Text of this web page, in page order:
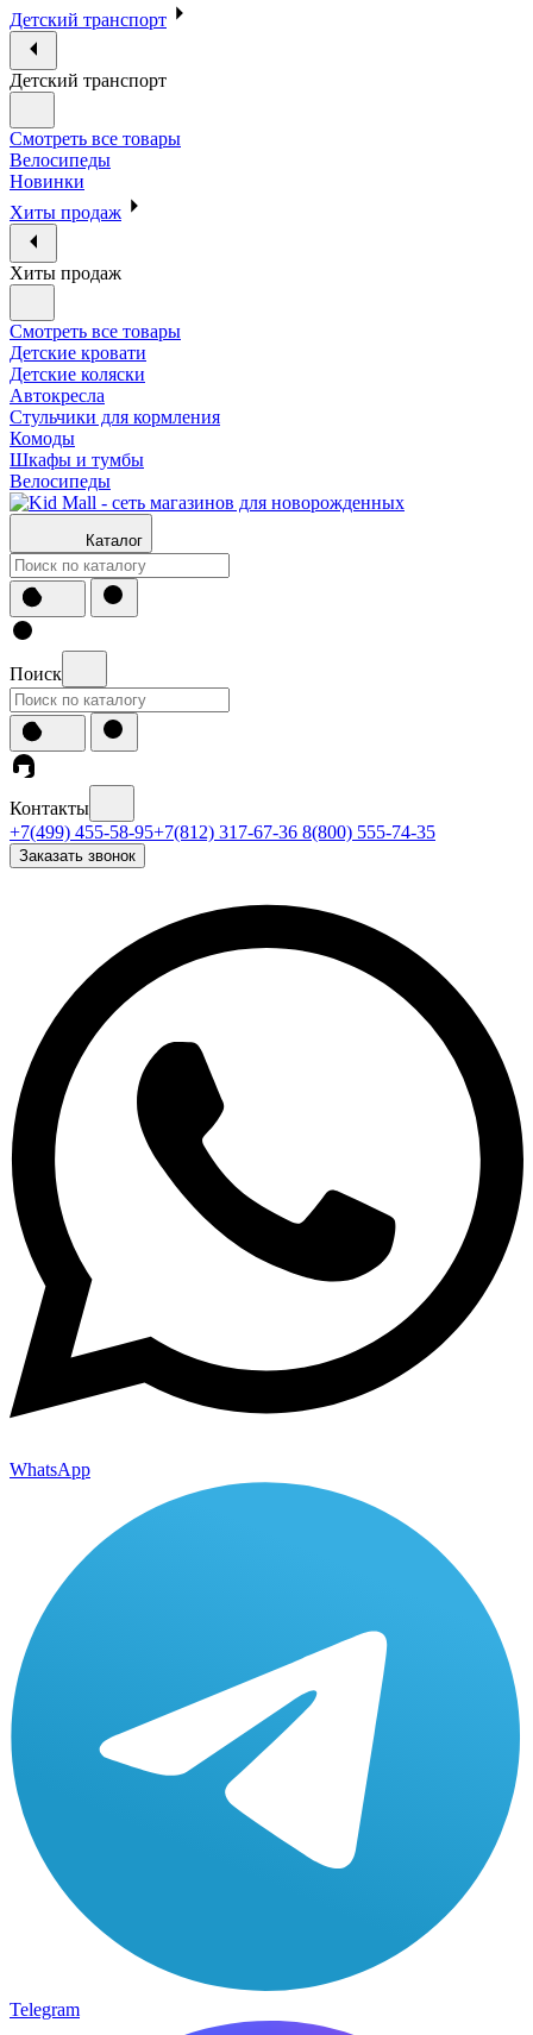
Детский транспорт
Детский транспорт
Смотреть все товары
Велосипеды
Новинки
Хиты продаж
Хиты продаж
Смотреть все товары
Детские кровати
Детские коляски
Автокресла
Стульчики для кормления
Комоды
Шкафы и тумбы
Велосипеды
Каталог
Поиск
Контакты
+7(499) 455-58-95+7(812) 317-67-36 8(800) 555-74-35
Заказать звонок
WhatsApp
Telegram